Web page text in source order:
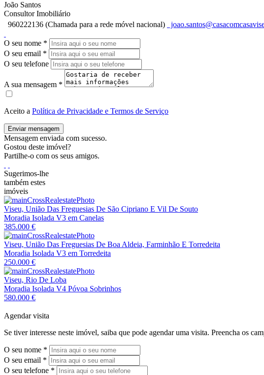
João Santos
Consultor Imobiliário
960222136 (Chamada para a rede móvel nacional)
O seu nome *
O seu email *
O seu telefone
A sua mensagem *
Aceito a Política de Privacidade e Termos de Serviço
Enviar mensagem
Mensagem enviada com sucesso.
Gostou deste imóvel?
Partilhe-o com os seus amigos.
Sugerimos-lhe
também estes
imóveis
Viseu, União Das Freguesias De São Cipriano E Vil De Souto
Moradia Isolada V3 em Canelas
385.000 €
Viseu, União Das Freguesias De Boa Aldeia, Farminhão E Torredeita
Moradia Isolada V3 em Torredeita
250.000 €
Viseu, Rio De Loba
Moradia Isolada V4 Póvoa Sobrinhos
580.000 €
Agendar visita
Se tiver interesse neste imóvel, saiba que pode agendar uma visita. Preencha os
O seu nome *
O seu email *
O seu telefone *